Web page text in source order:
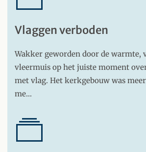
Vlaggen verboden
Wakker geworden door de warmte,
vleermuis op het juiste moment
met vlag. Het kerkgebouw was
me…